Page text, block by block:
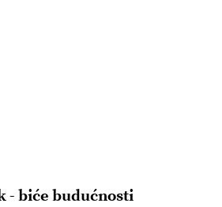
- biće budućnosti